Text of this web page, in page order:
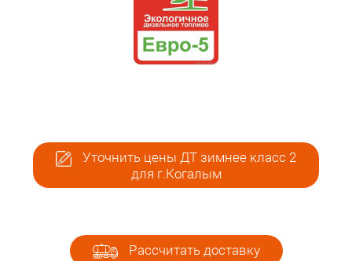
Уточнить цены ДТ зимнее класс 2
для г.Когалым
Рассчитать доставку